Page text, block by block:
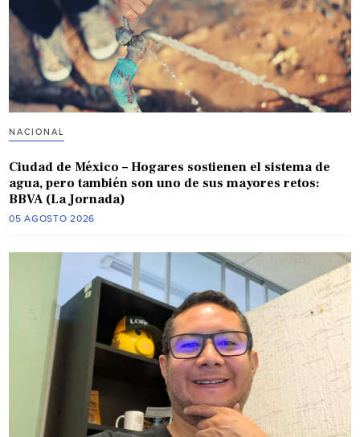
NACIONAL
Ciudad de México – Hogares sostienen el sistema de
agua, pero también son uno de sus mayores retos:
BBVA (La Jornada)
05 AGOSTO 2026